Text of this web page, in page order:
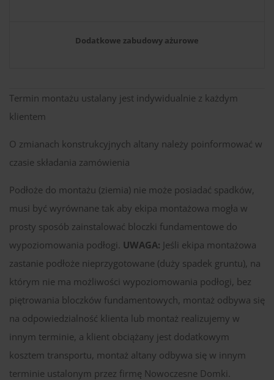
Dodatkowe zabudowy ażurowe
Termin montażu ustalany jest indywidualnie z każdym
klientem
O zmianach konstrukcyjnych altany należy poinformować w
czasie składania zamówienia
Podłoże do montażu (ziemia) nie może posiadać spadków,
musi być wyrównane tak aby ekipa montażowa mogła w
prosty sposób zainstalować bloczki fundamentowe do
wypoziomowania podłogi. UWAGA: Jeśli ekipa montażowa
zastanie podłoże nieprzygotowane (duży spadek gruntu), na
którym nie ma możliwości wypoziomowania podłogi, bez
piętrowania bloczków fundamentowych, montaż odbywa się
na odpowiedzialność klienta lub montaż realizujemy w
innym terminie, a klient obciążany jest dodatkowym
kosztem transportu, montaż altany odbywa się w innym
terminie ustalonym przez firmę Nowoczesne Domki.